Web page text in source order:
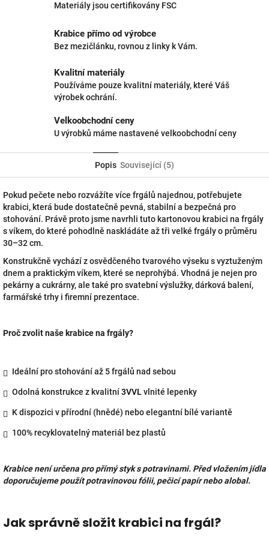
Materiály jsou certifikovány FSC
Krabice přímo od výrobce
Bez mezičlánku, rovnou z linky k Vám.
Kvalitní materiály
Používáme pouze kvalitní materiály, které Váš
výrobek ochrání.
Velkoobchodní ceny
U výrobků máme nastavené velkoobchodní ceny
Popis Související (5)
Pokud pečete nebo rozvážíte více frgálů najednou, potřebujete
krabici, která bude dostatečně pevná, stabilní a bezpečná pro
stohování. Právě proto jsme navrhli tuto kartonovou krabici na frgály
s víkem, do které pohodlně naskládáte až tři velké frgály o průměru
30–32 cm.
Konstrukčně vychází z osvědčeného tvarového výseku s vyztuženým
dnem a praktickým víkem, které se neprohýbá. Vhodná je nejen pro
pekárny a cukrárny, ale také pro svatební výslužky, dárková balení,
farmářské trhy i firemní prezentace.
Proč zvolit naše krabice na frgály?
Ideální pro stohování až 5 frgálů nad sebou
Odolná konstrukce z kvalitní3VVLvlnité lepenky
K dispozici v přírodní (hnědé) nebo elegantní bílé variantě
100% recyklovatelný materiál bez plastů
Krabice není určena pro přímý styk s potravinami. Před vložením jídla
doporučujeme použít potravinovou fólii, pečicí papír nebo alobal.
Jak správně složit krabici na frgál?